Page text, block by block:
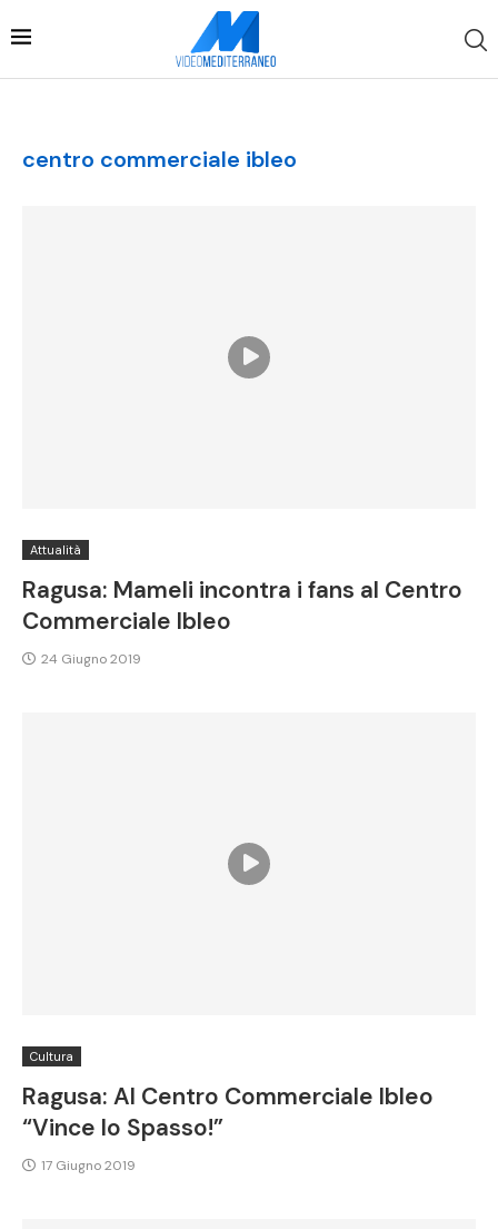
centro commerciale ibleo
Attualità
Ragusa: Mameli incontra i fans al Centro
Commerciale Ibleo
24 Giugno 2019
Cultura
Ragusa: Al Centro Commerciale Ibleo
“Vince lo Spasso!”
17 Giugno 2019